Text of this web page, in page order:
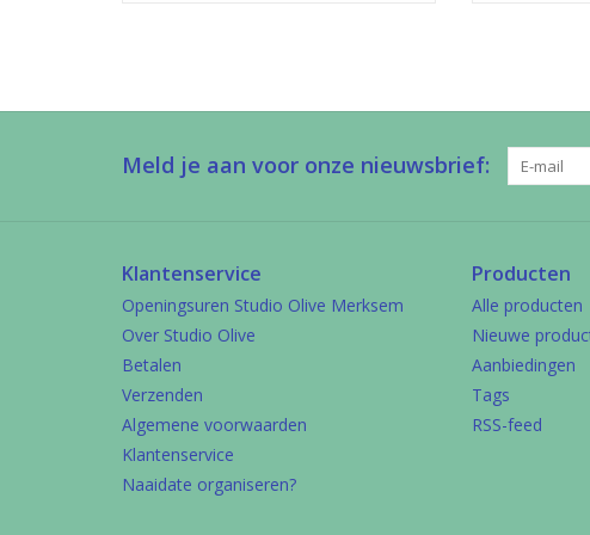
Meld je aan voor onze nieuwsbrief:
Klantenservice
Openingsuren Studio Olive Merksem
Over Studio Olive
Betalen
Verzenden
Algemene voorwaarden
Klantenservice
Naaidate organiseren?
Producten
Alle producten
Nieuwe
Aanbiedingen
Tags
RSS-feed